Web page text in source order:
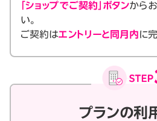
「ショップでご契約」ボタンから
い。
ご契約はエントリーと同月内に
プランの利